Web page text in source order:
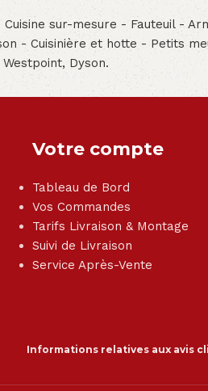
sur-mesure - Fauteuil -
- Cuisinière et hotte - Petits
Dyson.
Votre compte
Tableau de Bord
Vos Commandes
Tarifs Livraison & Montage
Suivi de Livraison
Service Après-Vente
Informations relatives aux avis